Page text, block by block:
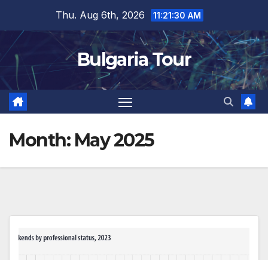
content
Thu. Aug 6th, 2026 11:21:31 AM
Bulgaria Tour
Month: May 2025